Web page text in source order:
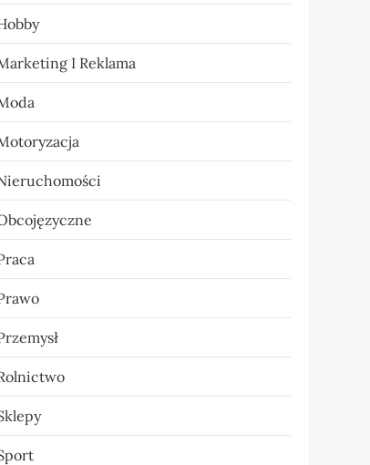
I Reklama